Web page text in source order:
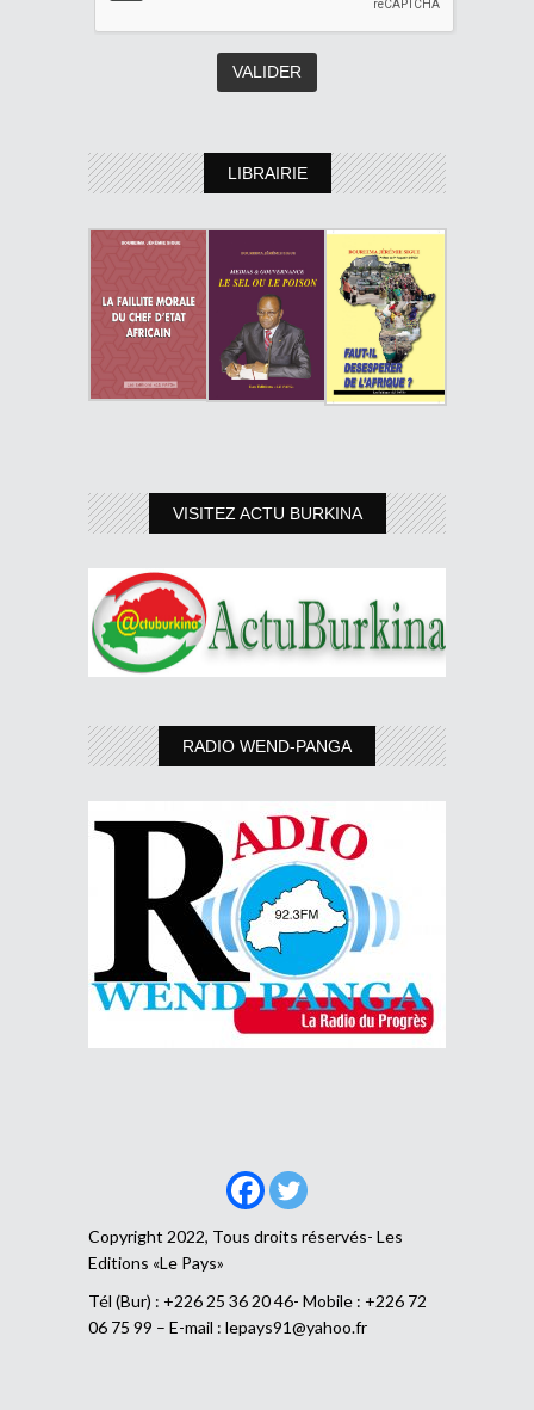
LIBRAIRIE
VISITEZ ACTU BURKINA
RADIO WEND-PANGA
Copyright 2022, Tous droits réservés- Les
Editions «Le Pays»
Tél (Bur) : +226 25 36 20 46- Mobile : +226 72
06 75 99 – E-mail : lepays91@yahoo.fr